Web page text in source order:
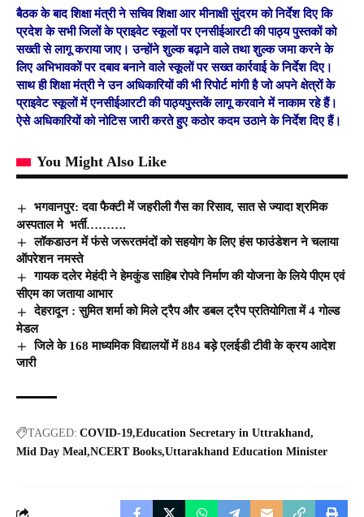
बैठक के बाद शिक्षा मंत्री ने सचिव शिक्षा आर मीनाक्षी सुंदरम को निर्देश दिए कि
प्रदेश के सभी जिलों के प्राइवेट स्कूलों पर एनसीईआरटी की पाठ्य पुस्तकों को
सख्ती से लागू कराया जाए। उन्होंने शुल्क बढ़ाने वाले तथा शुल्क जमा करने के
लिए अभिभावकों पर दबाव बनाने वाले स्कूलों पर सख्त कार्रवाई के निर्देश दिए।
साथ ही शिक्षा मंत्री ने उन अधिकारियों की भी रिपोर्ट मांगी है जो अपने क्षेत्रों के
प्राइवेट स्कूलों में एनसीईआरटी की पाठ्यपुस्तकें लागू करवाने में नाकाम रहे हैं।
ऐसे अधिकारियों को नोटिस जारी करते हुए कठोर कदम उठाने के निर्देश दिए हैं।
You Might Also Like
भगवानपुर: दवा फैक्टी में जहरीली गैस का रिसाव,सात से ज्यादा श्रमिक
अस्पताल मे भर्ती……….
लॉकडाउन में फंसे जरूरतमंदों को सहयोग के लिए हंस फाउंडेशन ने चलाया
ऑपरेशन नमस्ते
गायक दलेर मेहंदी ने हेमकुंड साहिब रोपवे निर्माण की योजना के लिये पीएम एवं
सीएम का जताया आभार
देहरादून : सुमित शर्मा को मिले ट्रैप और डबल ट्रैप प्रतियोगिता में 4 गोल्ड
मेडल
जिले के 168 माध्यमिक विद्यालयों में 884 बड़े एलईडी टीवी के क्रय आदेश
जारी
TAGGED: COVID-19 Education Secretary in Uttrakhand
Mid Day Meal NCERT Books Uttarakhand Education Minister